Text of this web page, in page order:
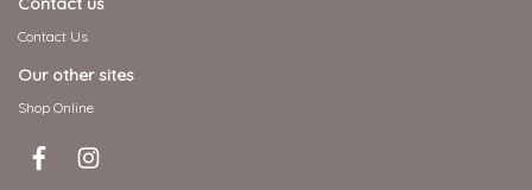
Contact Us
Our other sites
Shop Online